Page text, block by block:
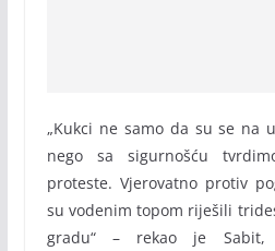
„Kukci ne samo da su se na
nego sa sigurnošću
proteste. Vjerovatno protiv
su vodenim topom riješili
gradu“ – rekao je Sabit,